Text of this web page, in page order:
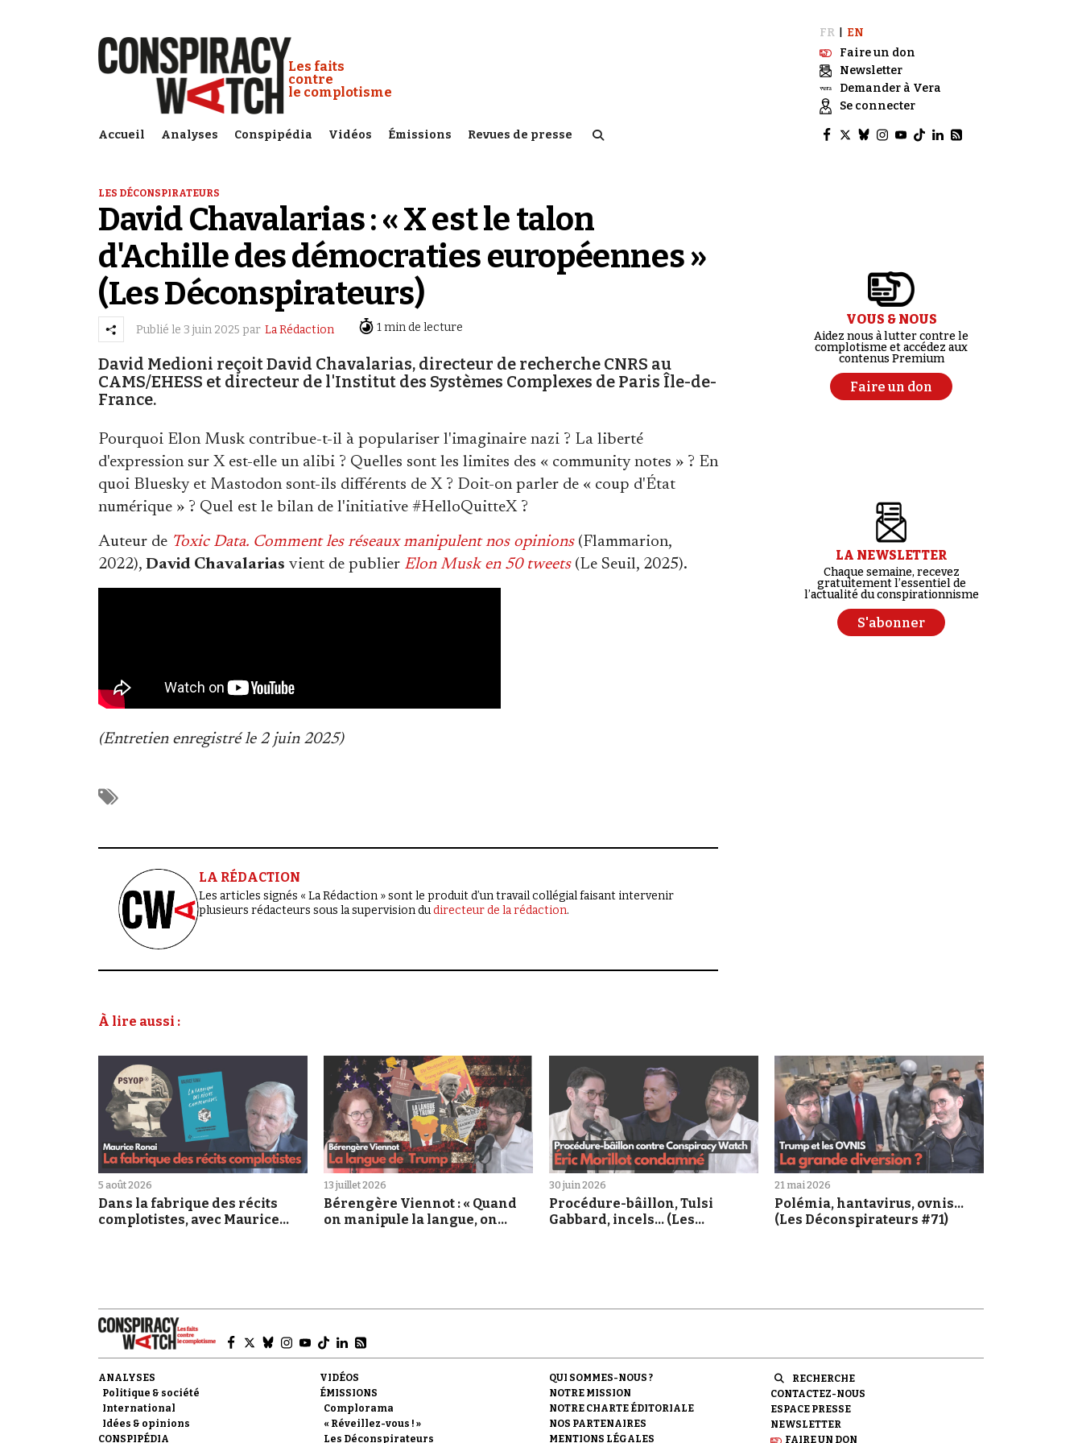
Conspiracy Watch :
Les faits
contre
le complotisme
Accueil Analyses Conspipédia Vidéos Émissions Revues de presse
FR
EN
Faire un don
Newsletter
Demander à Vera
Se connecter
LES DÉCONSPIRATEURS
David Chavalarias : « X est le talon
d'Achille des démocraties européennes »
(Les Déconspirateurs)
Publié le 3 juin 2025 par La Rédaction 1 min de lecture
David Medioni reçoit David Chavalarias, directeur de recherche CNRS au
CAMS/EHESS et directeur de l'Institut des Systèmes Complexes de Paris Île-de-
France.
Pourquoi Elon Musk contribue-t-il à populariser l'imaginaire nazi ? La liberté
d'expression sur X est-elle un alibi ? Quelles sont les limites des « community notes » ? En
quoi Bluesky et Mastodon sont-ils différents de X ? Doit-on parler de « coup d'État
numérique » ? Quel est le bilan de l'initiative #HelloQuitteX ?
Auteur de Toxic Data. Comment les réseaux manipulent nos opinions(Flammarion,
2022), David Chavalarias vient de publier Elon Musk en 50 tweets(Le Seuil, 2025).
(Entretien enregistré le 2 juin 2025)
LA RÉDACTION
Les articles signés « La Rédaction » sont le produit d’un travail collégial faisant intervenir
plusieurs rédacteurs sous la supervision dudirecteur de la rédaction.
VOUS & NOUS
Aidez nous à lutter contre le
complotisme et accédez aux
contenus Premium
Faire un don
LA NEWSLETTER
Chaque semaine, recevez
gratuitement l’essentiel de
l’actualité du conspirationnisme
S'abonner
À lire aussi :
5 août 2026
Dans la fabrique des récits
complotistes, avec Maurice
13 juillet 2026
Bérengère Viennot : « Quand
on manipule la langue, on
30 juin 2026
Procédure-bâillon, Tulsi
Gabbard, incels... (Les
21 mai 2026
Polémia, hantavirus, ovnis...
(Les Déconspirateurs #71)
ANALYSES
Politique & société
International
Idées & opinions
CONSPIPÉDIA
VIDÉOS
ÉMISSIONS
Complorama
« Réveillez-vous ! »
Les Déconspirateurs
QUI SOMMES-NOUS ?
NOTRE MISSION
NOTRE CHARTE ÉDITORIALE
NOS PARTENAIRES
MENTIONS LÉGALES
RECHERCHE
CONTACTEZ-NOUS
ESPACE PRESSE
NEWSLETTER
FAIRE UN DON